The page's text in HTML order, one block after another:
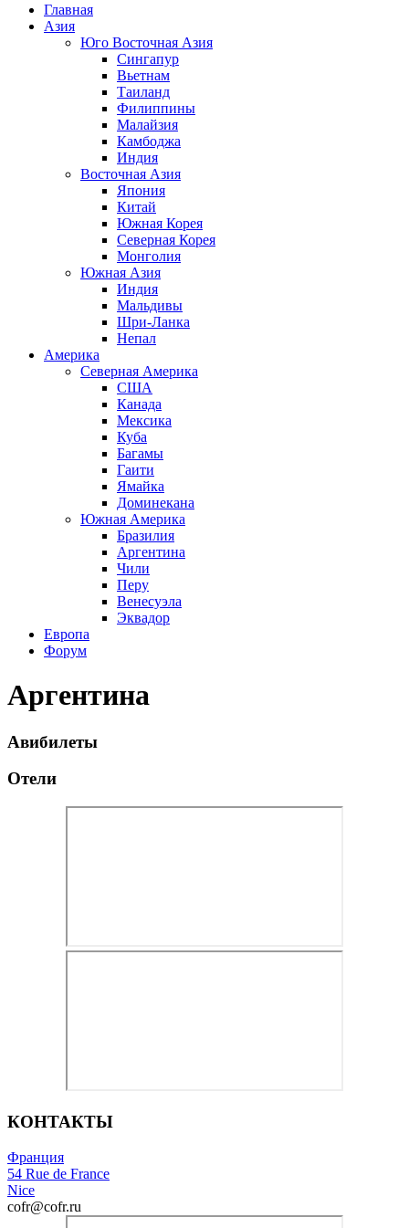
Главная
Азия
Юго Восточная Азия
Сингапур
Вьетнам
Таиланд
Филиппины
Малайзия
Камбоджа
Индия
Восточная Азия
Япония
Китай
Южная Корея
Северная Корея
Монголия
Южная Азия
Индия
Мальдивы
Шри-Ланка
Непал
Америка
Северная Америка
США
Канада
Мексика
Куба
Багамы
Гаити
Ямайка
Доминекана
Южная Америка
Бразилия
Аргентина
Чили
Перу
Венесуэла
Эквадор
Европа
Форум
Аргентина
Авибилеты
Отели
КОНТАКТЫ
Франция
54 Rue de France
Nice
cofr@cofr.ru